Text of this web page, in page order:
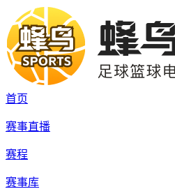
首页
赛事直播
赛程
赛事库